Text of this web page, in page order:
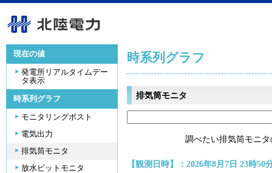
現在の値
発電所リアルタイムデー
タ表示
時系列グラフ
モニタリングポスト
電気出力
排気筒モニタ
放水ピットモニタ
時系列グラフ
排気筒モニタ
調べたい排気筒モニ
【観測日時】：2026年8月7日 23時50